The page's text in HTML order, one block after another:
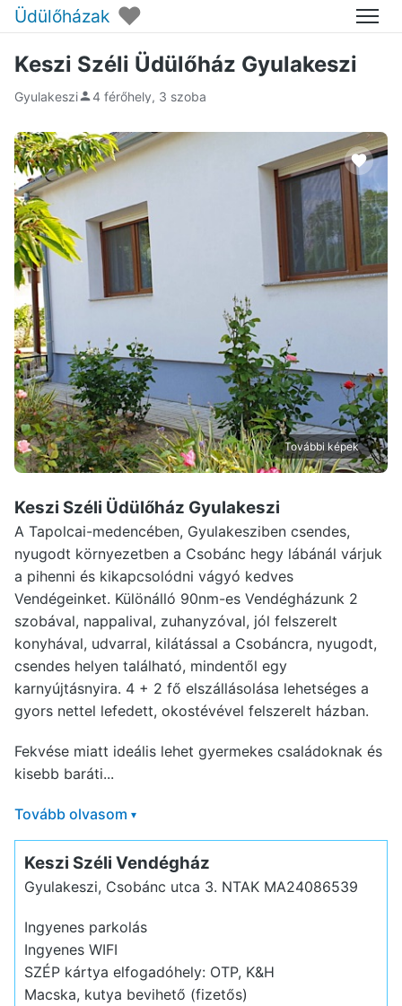
Üdülőházak ♥ Menü
Keszi Széli Üdülőház Gyulakeszi
Gyulakeszi 4 férőhely, 3 szoba
További képek
Keszi Széli Üdülőház Gyulakeszi
A Tapolcai-medencében, Gyulakesziben csendes,
nyugodt környezetben a Csobánc hegy lábánál várjuk
a pihenni és kikapcsolódni vágyó kedves
Vendégeinket. Különálló 90nm-es Vendégházunk 2
szobával, nappalival, zuhanyzóval, jól felszerelt
konyhával, udvarral, kilátással a Csobáncra, nyugodt,
csendes helyen található, mindentől egy
karnyújtásnyira. 4 + 2 fő elszállásolása lehetséges a
gyors nettel lefedett, okostévével felszerelt házban.
Fekvése miatt ideális lehet gyermekes családoknak és
kisebb baráti...
Tovább olvasom ▾
Keszi Széli Vendégház
Gyulakeszi, Csobánc utca 3. NTAK MA24086539
Ingyenes parkolás
Ingyenes WIFI
SZÉP kártya elfogadóhely: OTP, K&H
Macska, kutya bevihető (fizetős)